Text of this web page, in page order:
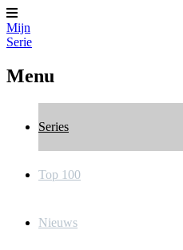
Mijn
Serie
Menu
Series
Top 100
Nieuws